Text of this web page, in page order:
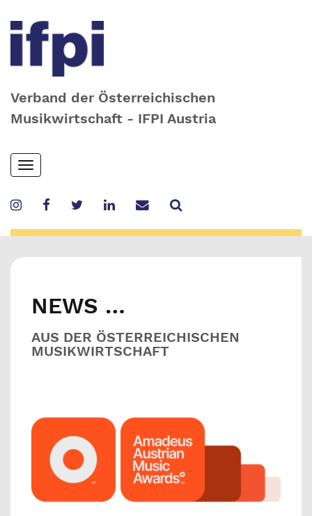
Verband der Österreichischen
Musikwirtschaft - IFPI Austria
Skip
to
content
Toggle
navigation
NEWS …
AUS DER ÖSTERREICHISCHEN
MUSIKWIRTSCHAFT